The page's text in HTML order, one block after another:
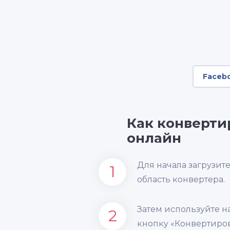
Как
онлайн
1
Для начала
область конвертера.
2
Затем используйте
кнопку